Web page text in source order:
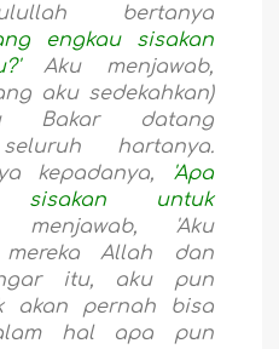
bertanya
engkau sisakan
Aku menjawab,
aku sedekahkan)
Bakar datang
hartanya.
kepadanya, 'Apa
untuk
'Aku
Allah dan
itu, aku pun
akan pernah bisa
hal apa pun